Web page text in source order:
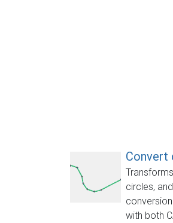
Convert
circles,
with both